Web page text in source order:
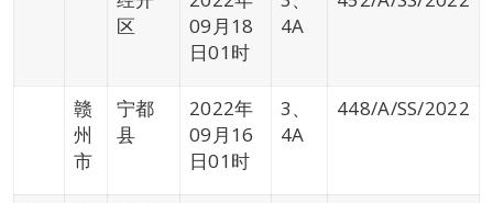
区
09月18
日01时
4A
赣
州
市
宁都
县
2022年
09月16
日01时
3、
4A
448/A/SS/2022